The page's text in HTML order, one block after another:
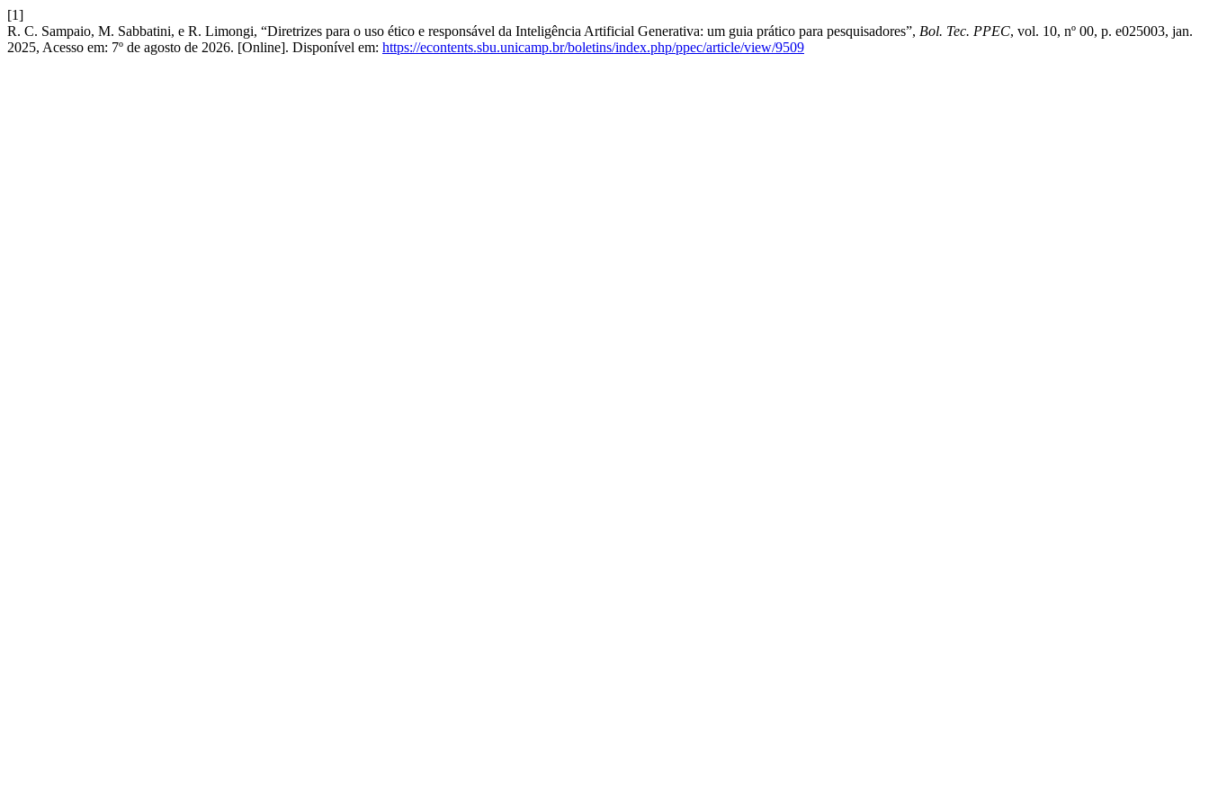
[1]
R. C. Sampaio, M. Sabbatini, e R. Limongi, “Diretrizes para o uso ético e responsável da Inteligência Artificial Generativa: um guia prático para pesquisadores”, Bol. Tec. PPEC, vol. 10, nº 00, p. e025003, jan.
2025, Acesso em: 7º de agosto de 2026. [Online]. Disponível em: https://econtents.sbu.unicamp.br/boletins/index.php/ppec/article/view/9509